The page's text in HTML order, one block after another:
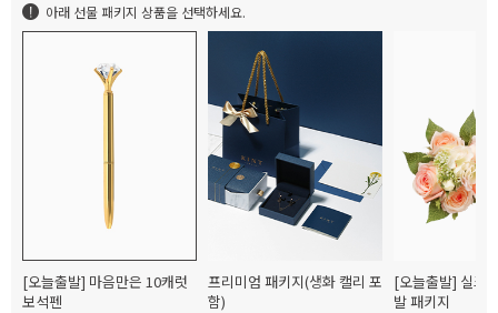
아래 선물 패키지 상품을 선택하세요.
[오늘출발] 마음만은 10캐럿
보석펜
프리미엄 패키지(생화 캘리 포
함)
[오늘출발] 실크
발 패키지